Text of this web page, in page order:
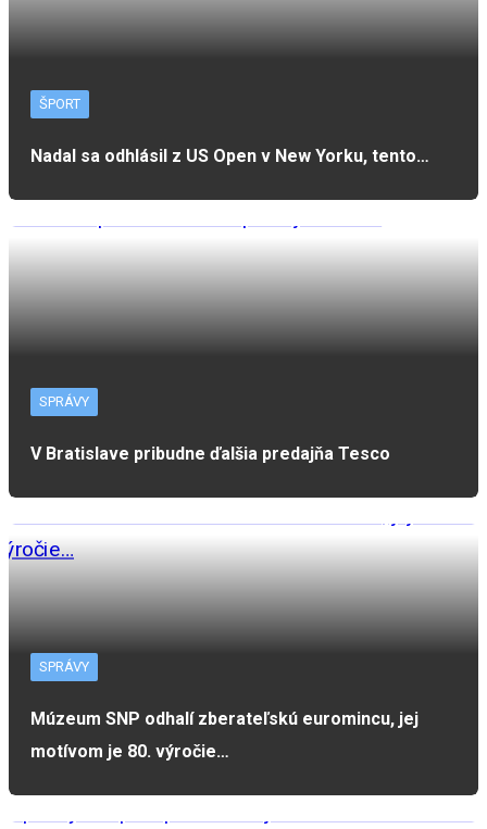
ŠPORT
Nadal sa odhlásil z US Open v New Yorku, tento…
SPRÁVY
V Bratislave pribudne ďalšia predajňa Tesco
SPRÁVY
Múzeum SNP odhalí zberateľskú euromincu, jej
motívom je 80. výročie…